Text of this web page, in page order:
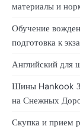
материалы и
Обучение
подготовка к
Английский для
Шины Hankook
на Снежных
Скупка и прием